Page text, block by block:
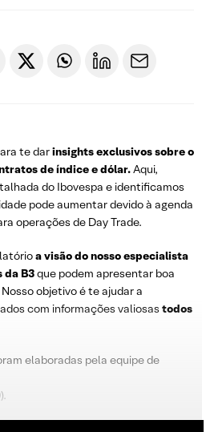
te darinsights exclusivos sobre o
de índice e dólar.Aqui,
do Ibovespa e identificamos
pode aumentar devido à agenda
operações de Day Trade.
a visão do nosso especialista
da B3que podem apresentar boa
Nosso objetivo é te ajudar a
com informações valiosas todos
elaboradas pela equipe de